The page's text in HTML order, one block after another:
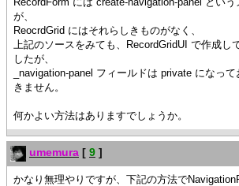
が、
ReocrdGrid にはそれらしきものがなく、
上記のソースをみても、RecordGridUI で作成し
したが、
_navigation-panel フィールドは private になっ
きません。
何かよい方法はありますでしょうか。
umemura [ 9 ]
かなり無理やりですが、下記の方法で